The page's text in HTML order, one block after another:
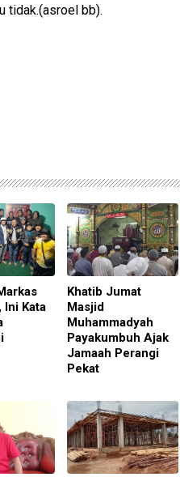
tidak.(asroel bb).
Ini Kata
Khatib Jumat
Masjid
Muhammadyah
Payakumbuh Ajak
Jamaah Perangi
Pekat